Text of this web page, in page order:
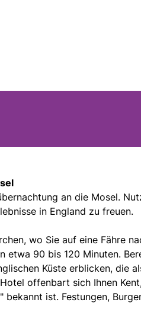
an die Mosel.
in England zu freuen.
wo Sie auf eine Fähre
etwa 90 bis 120 Minuten.
Küste erblicken, die
offenbart sich Ihnen
ist. Festungen,